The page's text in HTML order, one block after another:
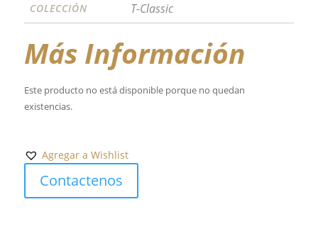
COLECCIÓN T-Classic
Más Información
Este producto no está disponible porque no quedan
existencias.
Agregar a Wishlist
Contactenos